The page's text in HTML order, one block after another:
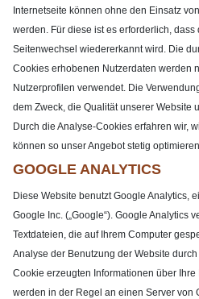
Internetseite können ohne den Einsatz
werden. Für diese ist es erforderlich,
Seitenwechsel wiedererkannt wird. Die
Cookies erhobenen Nutzerdaten werden
Nutzerprofilen verwendet. Die
dem Zweck, die Qualität unserer Website
Durch die Analyse-Cookies erfahren wir,
können so unser Angebot stetig
GOOGLE ANALYTICS
Diese Website benutzt Google Analytics,
Google Inc. („Google“). Google Analytics
Textdateien, die auf Ihrem Computer
Analyse der Benutzung der Website
Cookie erzeugten Informationen über
werden in der Regel an einen Server von